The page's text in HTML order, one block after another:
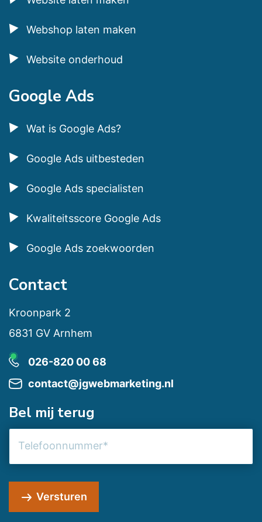
Webshop laten maken
Website onderhoud
Google Ads
Wat is Google Ads?
Google Ads uitbesteden
Google Ads specialisten
Kwaliteitsscore Google Ads
Google Ads zoekwoorden
Contact
Kroonpark 2
6831 GV Arnhem
026-820 00 68
contact@jgwebmarketing.nl
Bel mij terug
Versturen